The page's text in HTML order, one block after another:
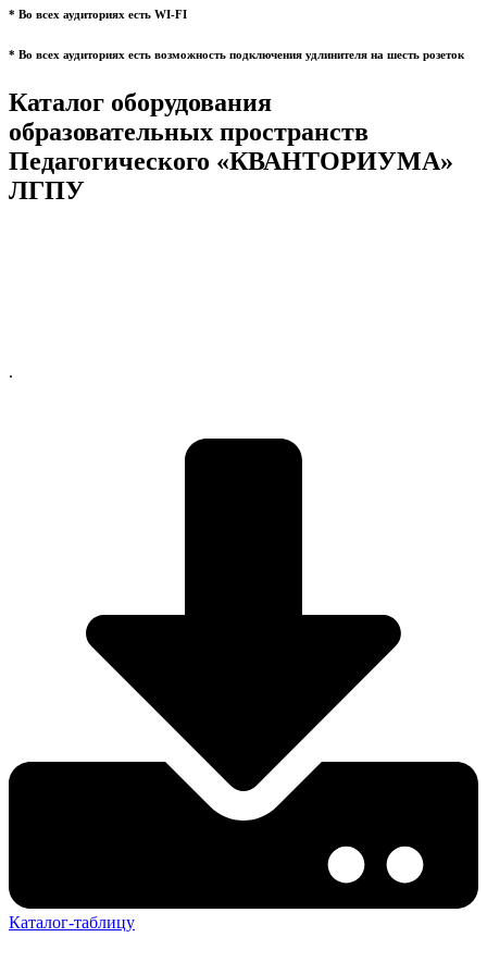
* Во всех аудиториях есть WI-FI
* Во всех аудиториях есть возможность подключения удлинителя на шесть розеток
Каталог оборудования
образовательных пространств
Педагогического «КВАНТОРИУМА»
ЛГПУ
.
Каталог-таблицу